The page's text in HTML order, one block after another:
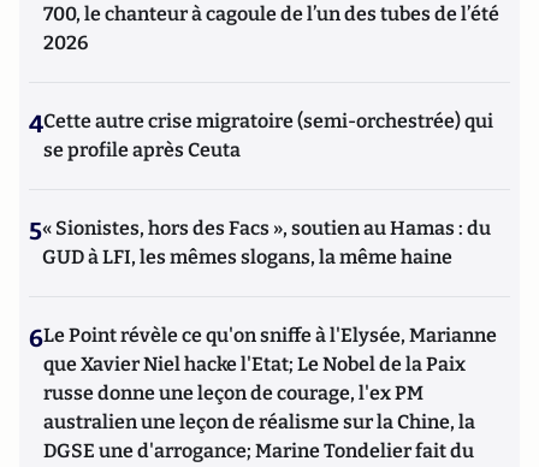
700, le chanteur à cagoule de l’un des tubes de l’été
2026
4Cette autre crise migratoire (semi-orchestrée) qui
se profile après Ceuta
5« Sionistes, hors des Facs », soutien au Hamas : du
GUD à LFI, les mêmes slogans, la même haine
6Le Point révèle ce qu'on sniffe à l'Elysée, Marianne
que Xavier Niel hacke l'Etat; Le Nobel de la Paix
russe donne une leçon de courage, l'ex PM
australien une leçon de réalisme sur la Chine, la
DGSE une d'arrogance; Marine Tondelier fait du